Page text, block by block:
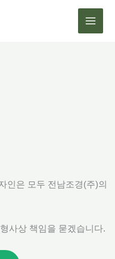
인은 모두 전남조경(주)의
사상 책임을 묻겠습니다.